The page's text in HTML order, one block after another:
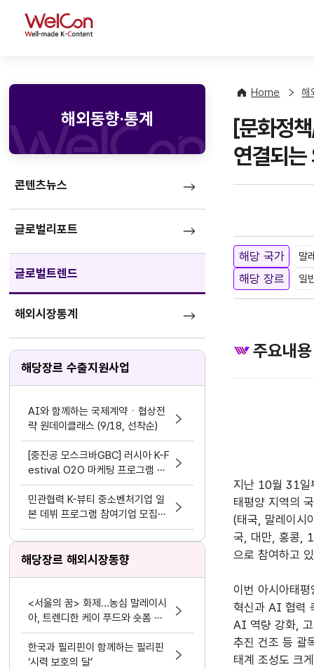
WelCon
해외동향·통계
콘텐츠뉴스
글로벌리포트
글로벌트렌드
해외시장통계
해당장르 수출지원사업
AI와 함께하는 국제계약ㆍ협상전
략 원데이클래스 (9/18, 선착순)
[중진공 모스크바GBC] 러시아 K-F
estival O2O 마케팅 프로그램 참
여기업 모집 공고(~8.19)
민관협력 K-뷰티 중소벤처기업 일
본 데뷔 프로그램 참여기업 모집공
고
해당장르 해외시장동향
<서울의 꿈> 화제...농심 말레이시
아, 트렌디한 케이 푸드와 숏폼 마
케팅 결합
한국과 필리핀이 함께하는 필리핀
‘시력 보호의 달’
Home 해
[문화정
연결되는
해당 국가 말
해당 장르 일
주요내용
지난 10월 31일
태평양 지역의
(태국, 말레이시
국, 대만, 홍콩,
으로 참여하고
이번 아시아태
혁신과 AI 협력
AI 역량 강화, 고
추진 건조 등 괄
태계 조성도 크